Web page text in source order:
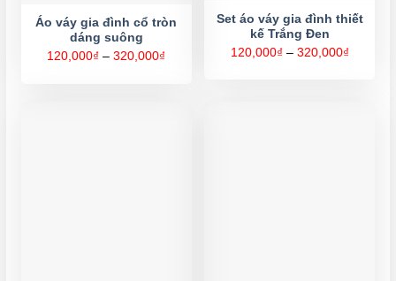
Áo váy gia đình cổ tròn
dáng suông
120,000₫ – 320,000₫
Set áo váy gia đình thiết
kế Trắng Đen
120,000₫ – 320,000₫Khoảng